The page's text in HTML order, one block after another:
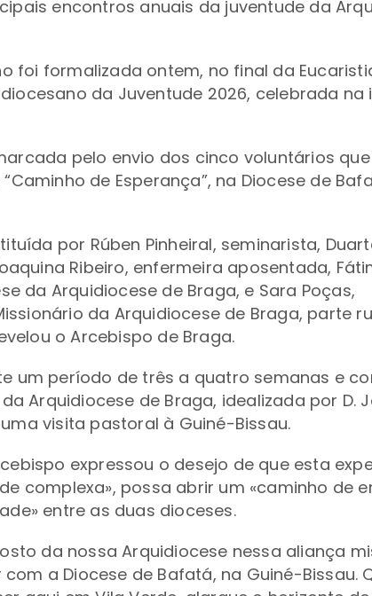
encontros anuais da juventude da
foi formalizada ontem, no final da
da Juventude 2026, celebrada na
pelo envio dos cinco voluntários
de Esperança”, na Diocese de
por Rúben Pinheiral, seminarista,
Ribeiro, enfermeira aposentada,
da Arquidiocese de Braga, e Sara Poças,
da Arquidiocese de Braga, parte
o Arcebispo de Braga.
um período de três a quatro semanas e
Arquidiocese de Braga, idealizada por D.
visita pastoral à Guiné-Bissau.
expressou o desejo de que esta
complexa», possa abrir um «caminho de
entre as duas dioceses.
da nossa Arquidiocese nessa aliança
a Diocese de Bafatá, na Guiné-Bissau.